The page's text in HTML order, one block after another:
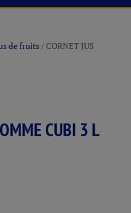
de fruits/ CORNET JUS
CUBI 3 L